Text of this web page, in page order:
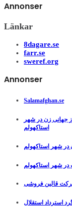
Annonser
Länkar
8dagare.se
farr.se
sweref.org
Annonser
Salamafghan.se
جهانی زن در شهر
استاکهولم
شهر استاکهولم
شهر استاکهولم
قالین فروشی
استرداد استقلال